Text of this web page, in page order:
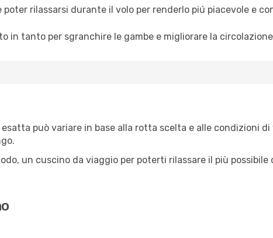
poter rilassarsi durante il volo per renderlo piú piacevole e
in tanto per sgranchire le gambe e migliorare la
può variare in base alla rotta scelta e alle condizioni di
un cuscino da viaggio per poterti rilassare il più possibile